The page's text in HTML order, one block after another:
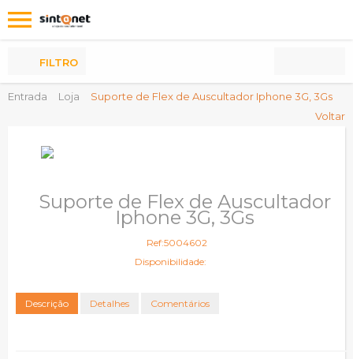
Entrada Loja
Suporte de Flex de Auscultador Iphone 3G, 3Gs
Voltar
FILTRO
Suporte de Flex de Auscultador
Iphone 3G, 3Gs
Ref:5004602
Disponibilidade:
Descrição Detalhes Comentários